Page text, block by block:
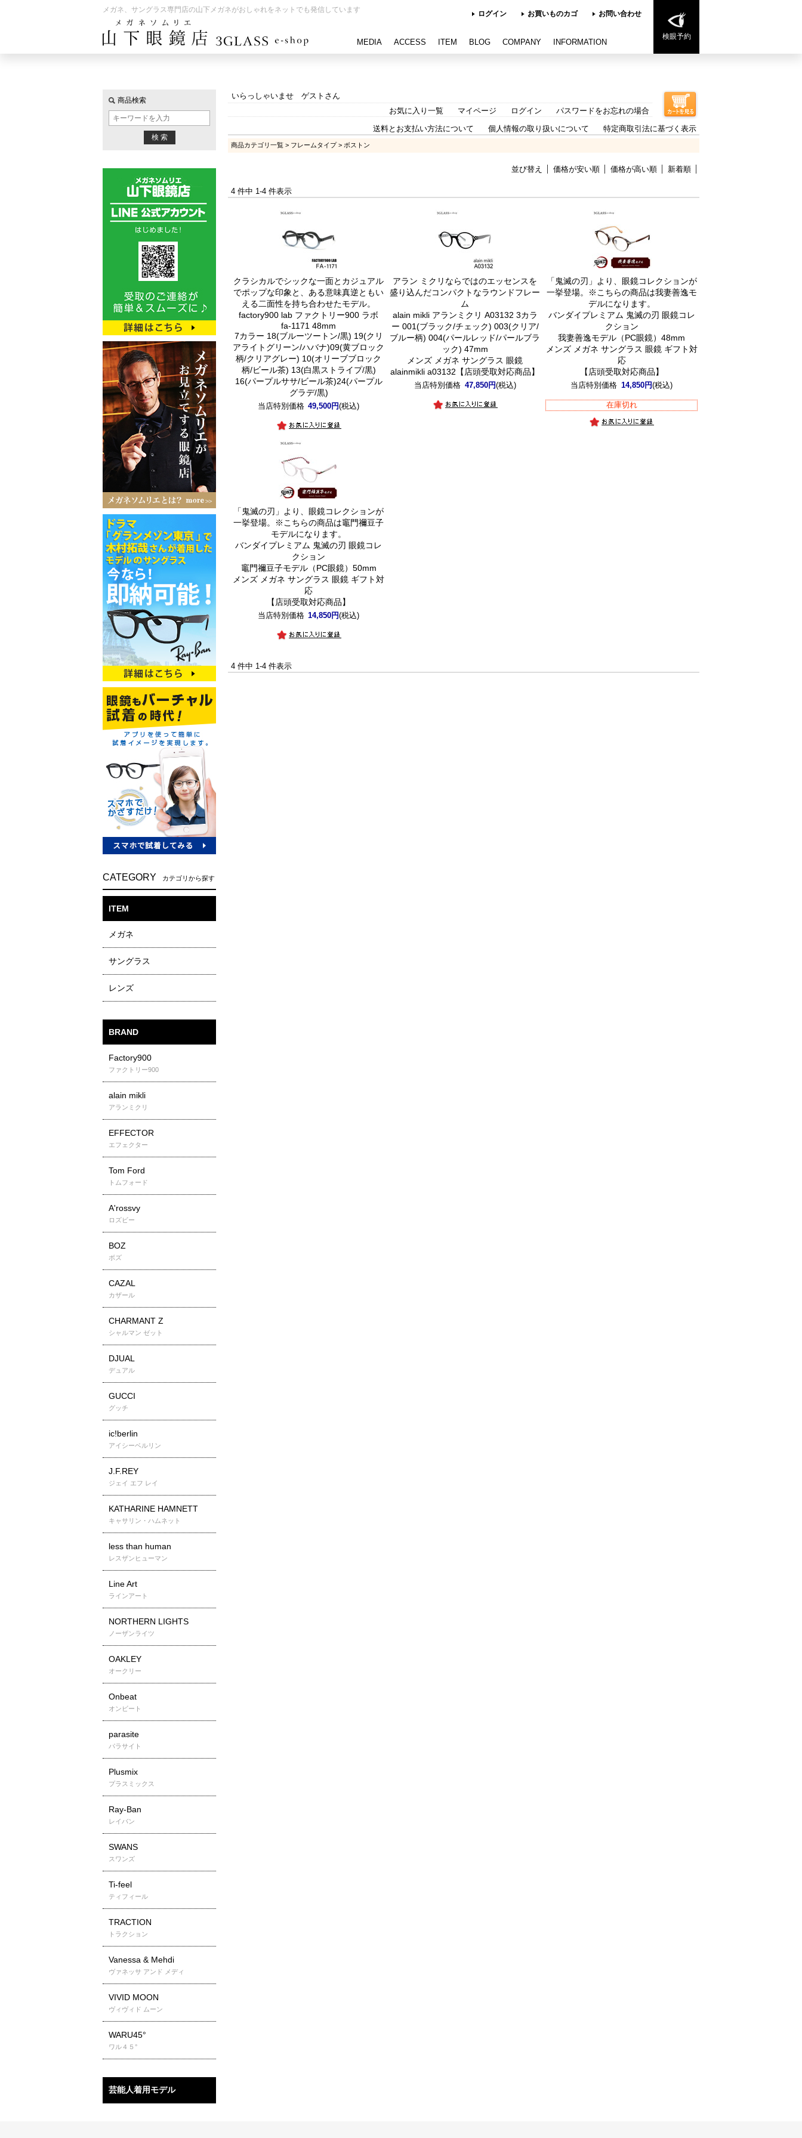
メガネ、サングラス専門店の山下メガネがおしゃれをネットでも発信しています ログイン お買いものカゴ お問い合わせ
検眼予約
MEDIA ACCESS ITEM BLOG COMPANY INFORMATION
商品検索
CATEGORY カテゴリから探す
ITEM
メガネ
サングラス
レンズ
BRAND
Factory900
ファクトリー900
alain mikli
アランミクリ
EFFECTOR
エフェクター
Tom Ford
トムフォード
A'rossvy
ロズビー
BOZ
ボズ
CAZAL
カザール
CHARMANT Z
シャルマン ゼット
DJUAL
デュアル
GUCCI
グッチ
ic!berlin
アイシーベルリン
J.F.REY
ジェイ エフ レイ
KATHARINE HAMNETT
キャサリン・ハムネット
less than human
レスザンヒューマン
Line Art
ラインアート
NORTHERN LIGHTS
ノーザンライツ
OAKLEY
オークリー
Onbeat
オンビート
parasite
パラサイト
Plusmix
プラスミックス
Ray-Ban
レイバン
SWANS
スワンズ
Ti-feel
ティフィール
TRACTION
トラクション
Vanessa & Mehdi
ヴァネッサ アンド メディ
VIVID MOON
ヴィヴィド ムーン
WARU45°
ワル４５°
芸能人着用モデル
いらっしゃいませ ゲストさん
お気に入り一覧
マイページ ログイン
パスワードをお忘れの場合
送料とお支払い方法について
個人情報の取り扱いについて 特定商取引法に基づく表示
商品カテゴリ一覧 > フレームタイプ> ボストン
並び替え 価格が安い順 価格が高い順 新着順
4 件中 1-4 件表示
クラシカルでシックな一面とカジュアル
でポップな印象と、ある意味真逆ともい
える二面性を持ち合わせたモデル。
factory900 lab ファクトリー900 ラボ
fa-1171 48mm
7カラー 18(ブルーツートン/黒) 19(クリ
アライトグリーン/ハバナ)09(黄ブロック
柄/クリアグレー) 10(オリーブブロック
柄/ビール茶) 13(白黒ストライプ/黒)
16(パープルササ/ビール茶)24(パープル
グラデ/黒)
当店特別価格 49,500円(税込)
アラン ミクリならではのエッセンスを
盛り込んだコンパクトなラウンドフレー
ム
alain mikli アランミクリ A03132 3カラ
ー 001(ブラック/チェック) 003(クリア/
ブルー柄) 004(パールレッド/パールブラ
ック) 47mm
メンズ メガネ サングラス 眼鏡
alainmikli a03132【店頭受取対応商品】
当店特別価格 47,850円(税込)
「鬼滅の刃」より、眼鏡コレクションが
一挙登場。※こちらの商品は我妻善逸モ
デルになります。
バンダイプレミアム 鬼滅の刃 眼鏡コレ
クション
我妻善逸モデル（PC眼鏡）48mm
メンズ メガネ サングラス 眼鏡 ギフト対
応
【店頭受取対応商品】
当店特別価格 14,850円(税込)
在庫切れ
「鬼滅の刃」より、眼鏡コレクションが
一挙登場。※こちらの商品は竈門禰豆子
モデルになります。
バンダイプレミアム 鬼滅の刃 眼鏡コレ
クション
竈門禰豆子モデル（PC眼鏡）50mm
メンズ メガネ サングラス 眼鏡 ギフト対
応
【店頭受取対応商品】
当店特別価格 14,850円(税込)
4 件中 1-4 件表示